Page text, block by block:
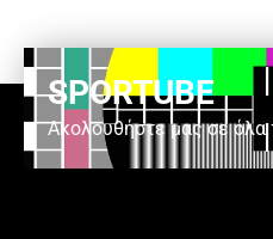
SPORTUBE
Ακολουθήστε μας σε όλα